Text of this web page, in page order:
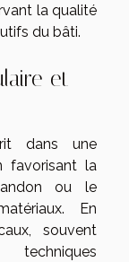
la qualité
du bâti.
et
dans une
favorisant la
ou le
En
souvent